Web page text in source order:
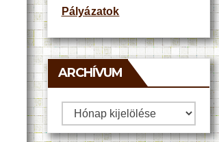
Pályázatok
ARCHÍVUM
Archívum